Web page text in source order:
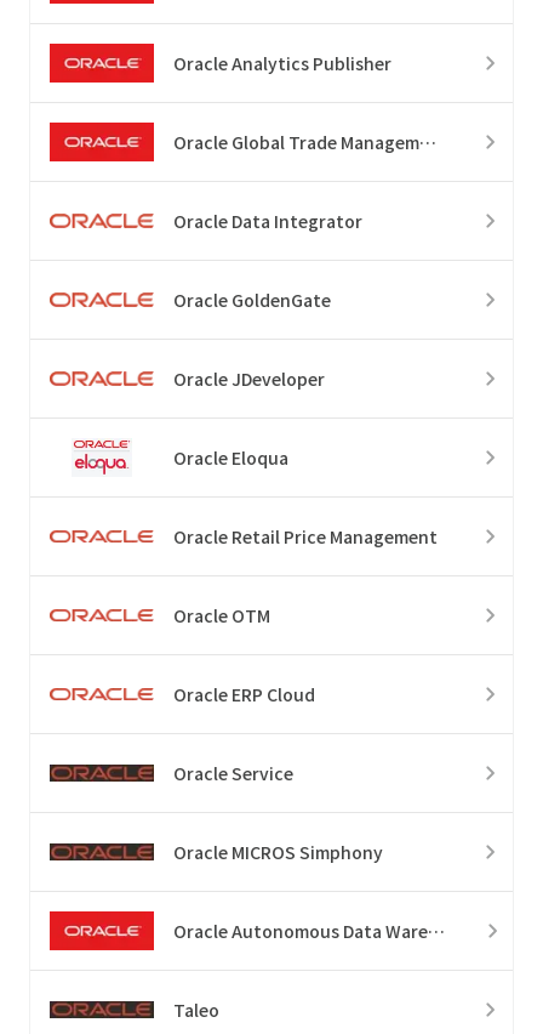
Oracle Analytics Publisher
Oracle Global Trade Management
Oracle Data Integrator
Oracle GoldenGate
Oracle JDeveloper
Oracle Eloqua
Oracle Retail Price Management
Oracle OTM
Oracle ERP Cloud
Oracle Service
Oracle MICROS Simphony
Oracle Autonomous Data Warehouse
Taleo